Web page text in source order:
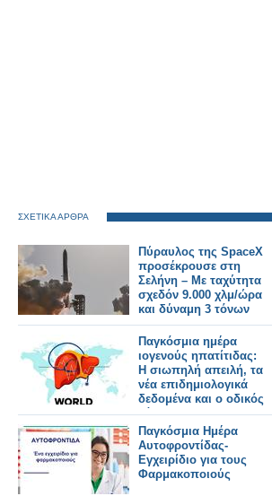
ΣΧΕΤΙΚΑ ΑΡΘΡΑ
Πύραυλος της SpaceX
προσέκρουσε στη
Σελήνη – Με ταχύτητα
σχεδόν 9.000 χλμ/ώρα
και δύναμη 3 τόνων
ΤΝΤ
Παγκόσμια ημέρα
ιογενούς ηπατίτιδας:
Η σιωπηλή απειλή, τα
νέα επιδημιολογικά
δεδομένα και ο οδικός
χάρτης για την
εξάλειψη της νόσου
Παγκόσμια Ημέρα
Αυτοφροντίδας-
Εγχειρίδιο για τους
Φαρμακοποιούς